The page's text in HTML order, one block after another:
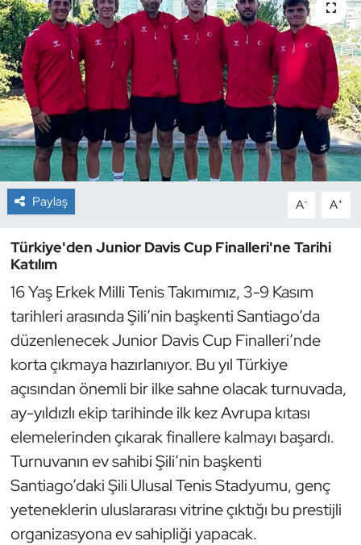
Paylaş A- A+
Türkiye'den Junior Davis Cup Finalleri'ne Tarihi
Katılım
16 Yaş Erkek Milli Tenis Takımımız, 3-9 Kasım
tarihleri arasında Şili’nin başkenti Santiago’da
düzenlenecek Junior Davis Cup Finalleri’nde
korta çıkmaya hazırlanıyor. Bu yıl Türkiye
açısından önemli bir ilke sahne olacak turnuvada,
ay-yıldızlı ekip tarihinde ilk kez Avrupa kıtası
elemelerinden çıkarak finallere kalmayı başardı.
Turnuvanın ev sahibi Şili’nin başkenti
Santiago’daki Şili Ulusal Tenis Stadyumu, genç
yeteneklerin uluslararası vitrine çıktığı bu prestijli
organizasyona ev sahipliği yapacak.
Buz Pateni
Çim Hokeyi
Cimnastik
Curling
Dağcılık
Dövüş Sanatı
E-Spor
Eskrim
Futbol
Futsal
Genel
Golf